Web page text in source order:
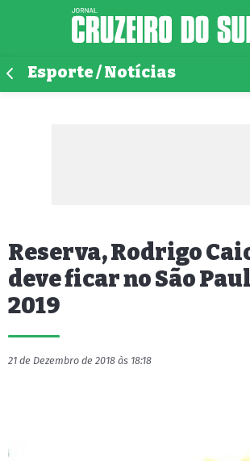
Esporte / Notícias
Reserva, Rodrigo
deve ficar no São
2019
21 de Dezembro de 2018 às 18:18